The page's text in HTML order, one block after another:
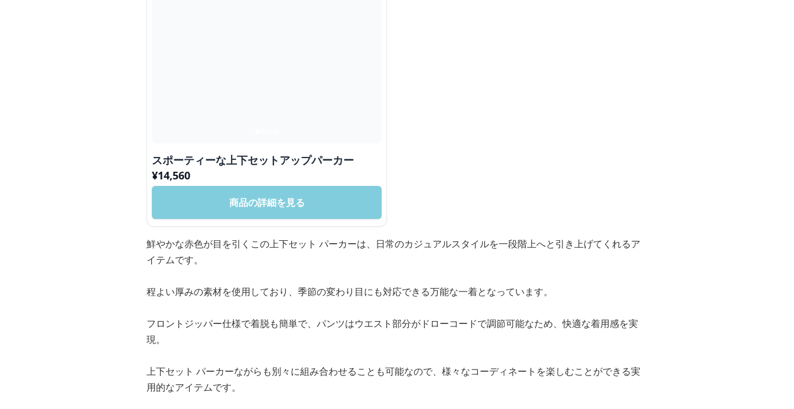
スポーティーな上下セットアップパーカー
¥14,560
商品の詳細を見る
鮮やかな赤色が目を引くこの上下セット パーカーは、日常のカジュアルスタイルを一段階上へと引き上げてくれるア
イテムです。
程よい厚みの素材を使用しており、季節の変わり目にも対応できる万能な一着となっています。
フロントジッパー仕様で着脱も簡単で、パンツはウエスト部分がドローコードで調節可能なため、快適な着用感を実
現。
上下セット パーカーながらも別々に組み合わせることも可能なので、様々なコーディネートを楽しむことができる実
用的なアイテムです。